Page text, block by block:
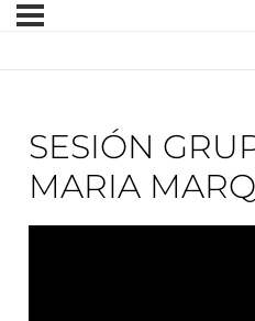
SESIÓN
MARIA